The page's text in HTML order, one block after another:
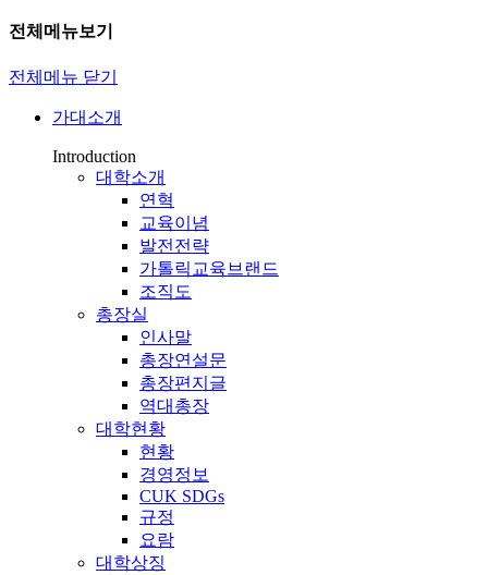
전체메뉴보기
전체메뉴 닫기
가대소개
Introduction
대학소개
연혁
교육이념
발전전략
가톨릭교육브랜드
조직도
총장실
인사말
총장연설문
총장편지글
역대총장
대학현황
현황
경영정보
CUK SDGs
규정
요람
대학상징